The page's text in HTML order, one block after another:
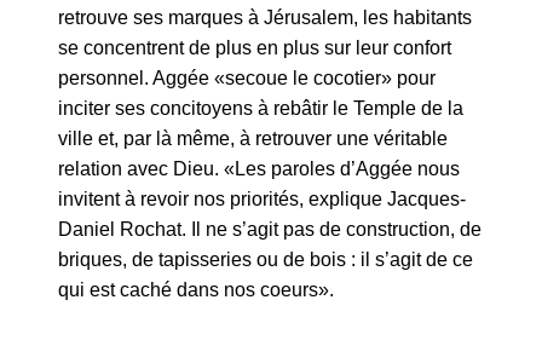
retrouve ses marques à Jérusalem, les habitants
se concentrent de plus en plus sur leur confort
personnel. Aggée «secoue le cocotier» pour
inciter ses concitoyens à rebâtir le Temple de la
ville et, par là même, à retrouver une véritable
relation avec Dieu. «Les paroles d’Aggée nous
invitent à revoir nos priorités, explique Jacques-
Daniel Rochat. Il ne s’agit pas de construction, de
briques, de tapisseries ou de bois : il s’agit de ce
qui est caché dans nos coeurs».